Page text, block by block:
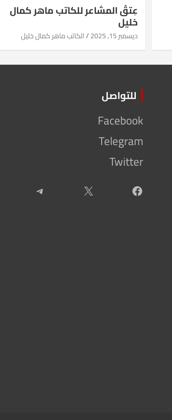
عِتقُ المشاعر للكاتب ماهر كمال
خليل
ديسمبر 15, 2025 الكاتب ماهر كمال خليل
للتواصل
Facebook
Telegram
Twitter
Facebook
X
Telegram